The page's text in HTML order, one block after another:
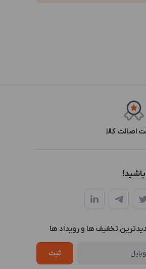
اصالت کالا
تخفیف ها و رویداد ها
ثبت